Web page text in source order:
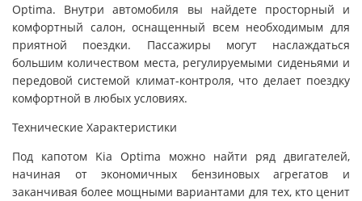
Optima. Внутри автомобиля вы найдете просторный и
комфортный салон, оснащенный всем необходимым для
приятной поездки. Пассажиры могут наслаждаться
большим количеством места, регулируемыми сиденьями и
передовой системой климат-контроля, что делает поездку
комфортной в любых условиях.
Технические Характеристики
Под капотом Kia Optima можно найти ряд двигателей,
начиная от экономичных бензиновых агрегатов и
заканчивая более мощными вариантами для тех, кто ценит